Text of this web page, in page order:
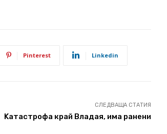
Pinterest Linkedin
СЛЕДВАЩА СТАТИЯ
Kатастрофа край Владая, има ранени